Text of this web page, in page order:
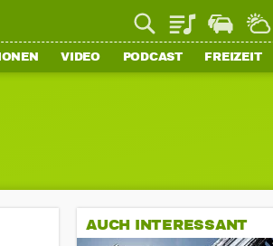
PlaylistStaupilot
VIDEO PODCAST FREIZEIT
AUCH INTERESSANT